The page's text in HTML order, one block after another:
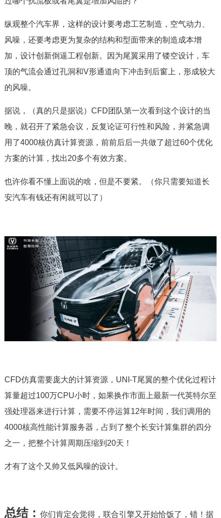
纵观整个汽车界，这样的设计要考虑工艺制造，空气动力、
风噪，还要考虑更为复杂的结构和型面带来的制造成本增
加，设计创新倒逼工程创新。因为尾翼采用了镂空设计，车
顶的气流会通过孔洞和V形通道向下冲击到后窗上，形成较大
的风噪。
据说，（真的只是据说）CFD团队第一次看到这个设计的当
晚，就召开了紧急会议，反复论证可行性和风险，并紧急调
用了4000核仿真计算资源，前前后后一共做了超过60个优化
方案的计算，找出20多个有效方案。
也许你看不懂上面说的啥，但是不要紧。（你只需要知道长
安汽车有钱还有闲就可以了）
CFD仿真需要庞大的计算资源，UNI-T尾翼的整个优化过程计
算量超过100万CPU小时，如果换作市面上最新一代英特尔至
强处理器来进行计算，需要不停运算12年时间，我们调用的
4000核高性能计算服务器，占到了整个长安计算集群的四分
之一，把整个计算周期压缩到20天！
才有了这个又帅又低风噪的设计。
总结： 你们肯定会觉得，联合引擎又开始恰饭了，错！据